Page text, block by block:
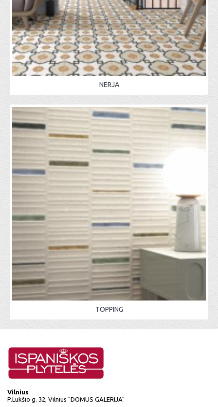
NERJA
TOPPING
Vilnius
P.Lukšio g. 32, Vilnius "DOMUS GALERIJA"